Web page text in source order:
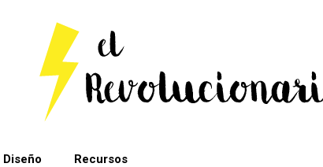
Diseño Recursos